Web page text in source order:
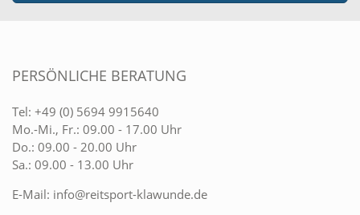
PERSÖNLICHE BERATUNG
Tel: +49 (0) 5694 9915640
Mo.-Mi., Fr.: 09.00 - 17.00 Uhr
Do.: 09.00 - 20.00 Uhr
Sa.: 09.00 - 13.00 Uhr
E-Mail: info@reitsport-klawunde.de